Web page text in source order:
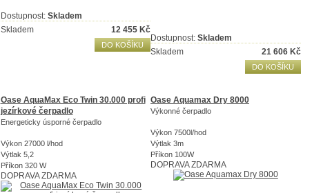
Dostupnost: Skladem
Skladem
12 455 Kč
DO KOŠÍKU
Dostupnost: Skladem
Skladem
21 606 Kč
DO KOŠÍKU
Oase AquaMax Eco Twin 30.000 profi
jezírkové čerpadlo
Energeticky úsporné čerpadlo
Výkon 27000 l/hod
Výtlak 5,2
Příkon 320 W
DOPRAVA ZDARMA
Oase Aquamax Dry 8000
Výkonné čerpadlo
Výkon 7500l/hod
Výtlak 3m
Příkon 100W
DOPRAVA ZDARMA